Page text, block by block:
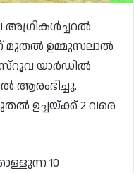
അഗ്രികൾച്ചറൽ
മുതൽ ഉമ്മുസലാൽ
യാർഡിൽ
ആരംഭിച്ചു.
ഉച്ചയ്ക്ക് 2 വരെ
10